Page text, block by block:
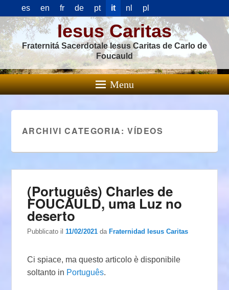
es en fr de pt it nl pl
Iesus Caritas
Fraternitá Sacerdotale Iesus Caritas de Carlo de
Foucauld
Menu
ARCHIVI CATEGORIA: VÍDEOS
(Português) Charles de
FOUCAULD, uma Luz no
deserto
Pubblicato il11/02/2021 da Fraternidad Iesus Caritas
Ci spiace, ma questo articolo è disponibile
soltanto in Português.